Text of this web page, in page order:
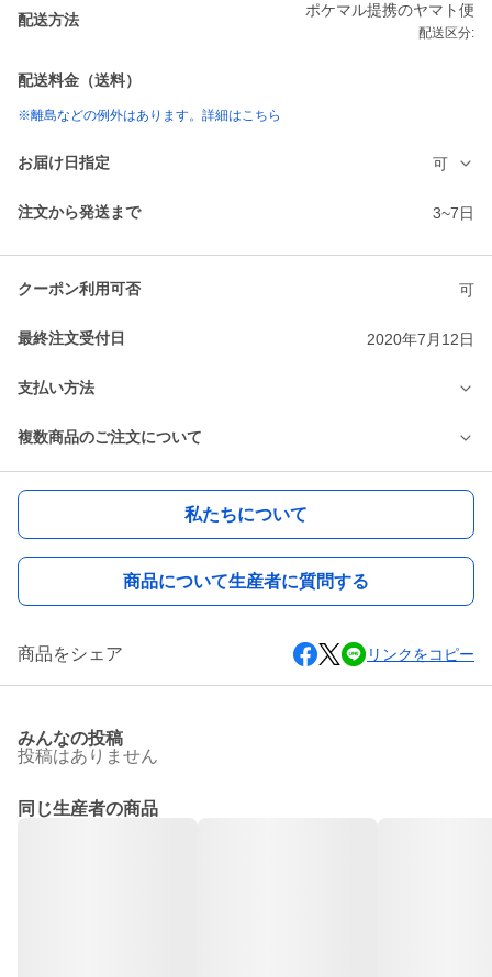
配送方法
ポケマル提携のヤマト便
配送区分:
配送料金（送料）
※離島などの例外はあります。詳細はこちら
お届け日指定 可
注文から発送まで 3~7日
クーポン利用可否 可
最終注文受付日 2020年7月12日
支払い方法
複数商品のご注文について
私たちについて
商品について生産者に質問する
商品をシェア リンクをコピー
みんなの投稿
投稿はありません
同じ生産者の商品